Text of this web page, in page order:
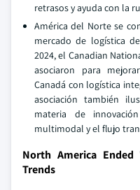
retrasos y ayuda con la
América del Norte se
mercado de logística
2024, el Canadian
asociaron para
Canadá con logística
asociación también
materia de
multimodal y el flujo
North America Ended
Trends